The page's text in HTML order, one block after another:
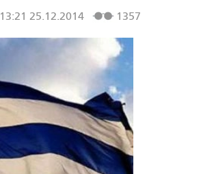
13:21 25.12.2014
1357